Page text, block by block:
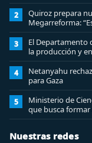
2
Quiroz prepara
Megarreforma:
3
El Departamento
la producción y
4
Netanyahu
para Gaza
5
Ministerio de
que busca
ciberseguridad
Nuestras redes